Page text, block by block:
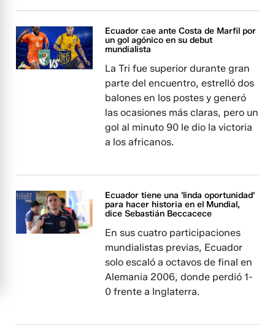
Ecuador cae ante Costa de Marfil por
un gol agónico en su debut
mundialista
La Tri fue superior durante gran
parte del encuentro, estrelló dos
balones en los postes y generó
las ocasiones más claras, pero un
gol al minuto 90 le dio la victoria
a los africanos.
Ecuador tiene una 'linda oportunidad'
para hacer historia en el Mundial,
dice Sebastián Beccacece
En sus cuatro participaciones
mundialistas previas, Ecuador
solo escaló a octavos de final en
Alemania 2006, donde perdió 1-
0 frente a Inglaterra.